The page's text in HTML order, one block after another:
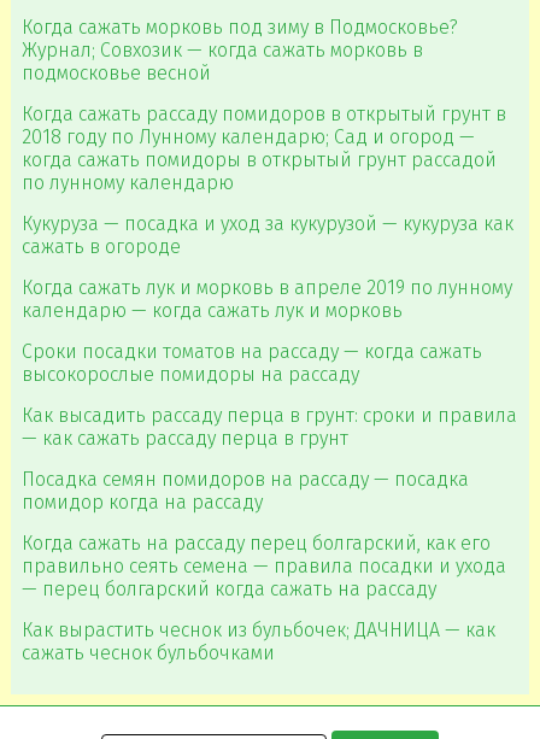
Когда сажать морковь под зиму в Подмосковье?
Журнал; Совхозик — когда сажать морковь в
подмосковье весной
Когда сажать рассаду помидоров в открытый грунт в
2018 году по Лунному календарю; Сад и огород —
когда сажать помидоры в открытый грунт рассадой
по лунному календарю
Кукуруза — посадка и уход за кукурузой — кукуруза как
сажать в огороде
Когда сажать лук и морковь в апреле 2019 по лунному
календарю — когда сажать лук и морковь
Сроки посадки томатов на рассаду — когда сажать
высокорослые помидоры на рассаду
Как высадить рассаду перца в грунт: сроки и правила
— как сажать рассаду перца в грунт
Посадка семян помидоров на рассаду — посадка
помидор когда на рассаду
Когда сажать на рассаду перец болгарский, как его
правильно сеять семена — правила посадки и ухода
— перец болгарский когда сажать на рассаду
Как вырастить чеснок из бульбочек; ДАЧНИЦА — как
сажать чеснок бульбочками